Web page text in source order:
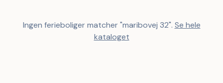
Ingen ferieboliger matcher "maribovej 32". Se hele
kataloget